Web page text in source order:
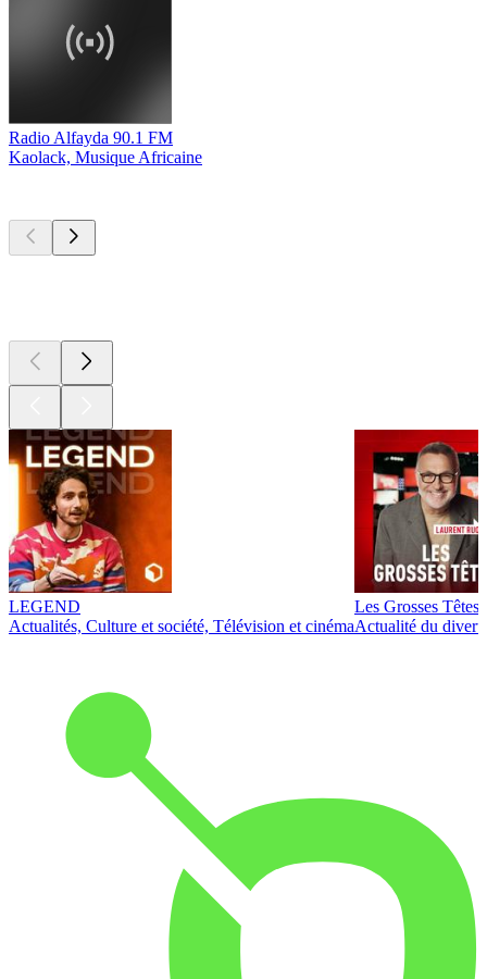
Radio Alfayda 90.1 FM
Kaolack, Musique Africaine
LEGEND
Actualités, Culture et société, Télévision et cinéma
Les Grosses Têtes
Actualité du